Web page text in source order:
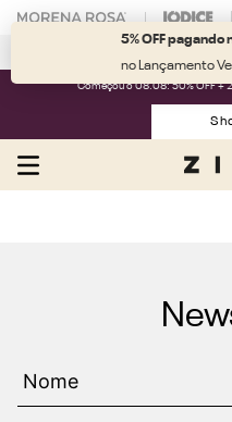
Fale com nossa
Começou o 08.08: 50% OFF +
5% OFF pagando
no Lançamento